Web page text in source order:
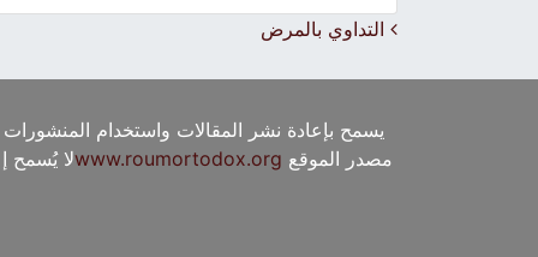
Post navigation
التداوي بالمرض
يسمح بإعادة نشر المقالات واستخدام
مصدر الموقع www.roumortodox.orgلا يُسمح